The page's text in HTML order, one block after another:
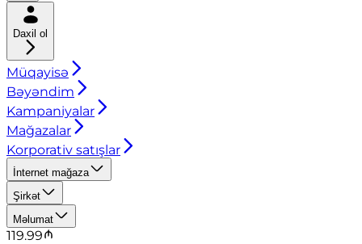
Daxil ol
Müqayisə
Bəyəndim
Kampaniyalar
Mağazalar
Korporativ satışlar
İnternet mağaza
Şirkət
Məlumat
119.99